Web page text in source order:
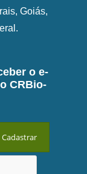
Goiás,
o e-
CRBio-